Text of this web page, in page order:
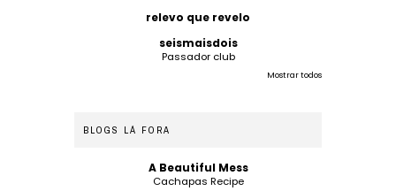
relevo que revelo
seismaisdois
Passador club
Mostrar todos
BLOGS LÁ FORA
A Beautiful Mess
Cachapas Recipe